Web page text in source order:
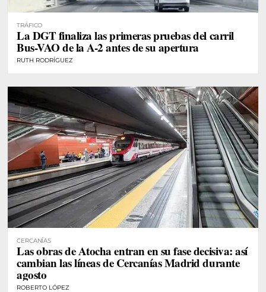
TRÁFICO
La DGT finaliza las primeras pruebas del carril
Bus-VAO de la A-2 antes de su apertura
RUTH RODRÍGUEZ
CERCANÍAS
Las obras de Atocha entran en su fase decisiva: así
cambian las líneas de Cercanías Madrid durante
agosto
ROBERTO LÓPEZ